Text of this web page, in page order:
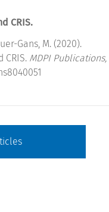
CRIS.
Gans, M. (2020).
CRIS. MDPI Publications,